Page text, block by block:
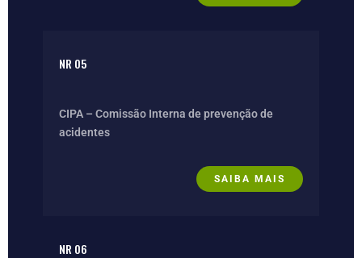
NR 05
CIPA – Comissão Interna de prevenção de
acidentes
SAIBA MAIS
NR 06